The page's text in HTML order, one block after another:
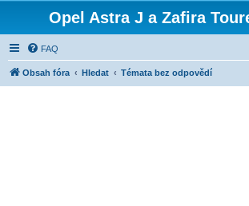
Opel Astra J a Zafira
FAQ
Obsah fóra Hledat Témata bez odpovědí